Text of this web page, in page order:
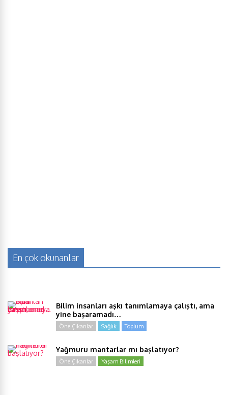
En çok okunanlar
Bilim insanları aşkı tanımlamaya çalıştı, ama
yine başaramadı…
Öne Çıkanlar Sağlık Toplum
Yağmuru mantarlar mı başlatıyor?
Öne Çıkanlar Yaşam Bilimleri